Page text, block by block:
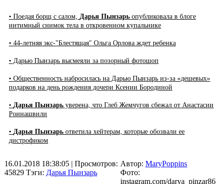
• Поедая борщ с салом, Дарья Пынзарь опубликовала в блоге
интимный снимок тела в откровенном купальнике
• 44-летняя экс-"Блестящая" Ольга Орлова ждет ребенка
• Дарью Пынзарь высмеяли за позорный фотошоп
• Общественность набросилась на Дарью Пынзарь из-за «дешевых»
подарков на день рождения дочери Ксении Бородиной
• Дарья Пынзарь уверена, что Глеб Жемчугов сбежал от Анастасии
Роинашвили
• Дарья Пынзарь ответила хейтерам, которые обозвали ее
дистрофиком
16.01.2018 18:38:05 | Просмотров:
45829 Тэги: Дарья Пынзарь
Автор: MaryPoppins
Фото:
instagram.com/darya_pinzar86